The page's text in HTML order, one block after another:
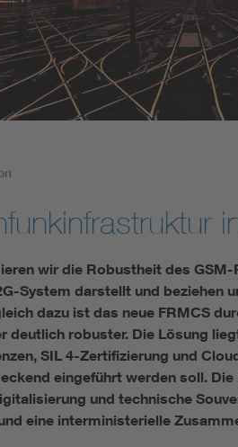
wir die Robustheit des
System darstellt und beziehen
dazu ist das neue FRMCS
deutlich robuster. Die Lösung
SIL 4-Zertifizierung und
eingeführt werden soll.
und technische
eine interministerielle